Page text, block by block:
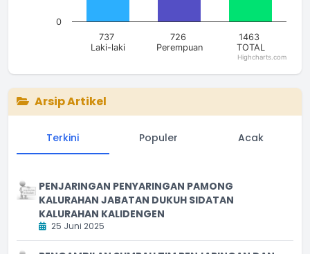
737
Laki-laki
726
Perempuan
1463
TOTAL
0
Highcharts.com
Arsip Artikel
Terkini Populer Acak
PENJARINGAN PENYARINGAN PAMONG
KALURAHAN JABATAN DUKUH SIDATAN
KALURAHAN KALIDENGEN
25 Juni 2025